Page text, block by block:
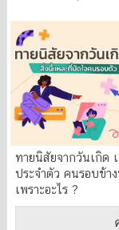
ทายนิสัยจากวันเกิด
ประจำตัว คนรอบข้า
เพราะอะไร ?